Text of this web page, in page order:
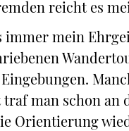
reicht es
mein
man schon an
Orientierung